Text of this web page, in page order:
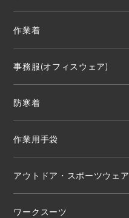
作業着
事務服(オフィスウェア)
防寒着
作業用手袋
アウトドア・スポーツウェア
ワークスーツ